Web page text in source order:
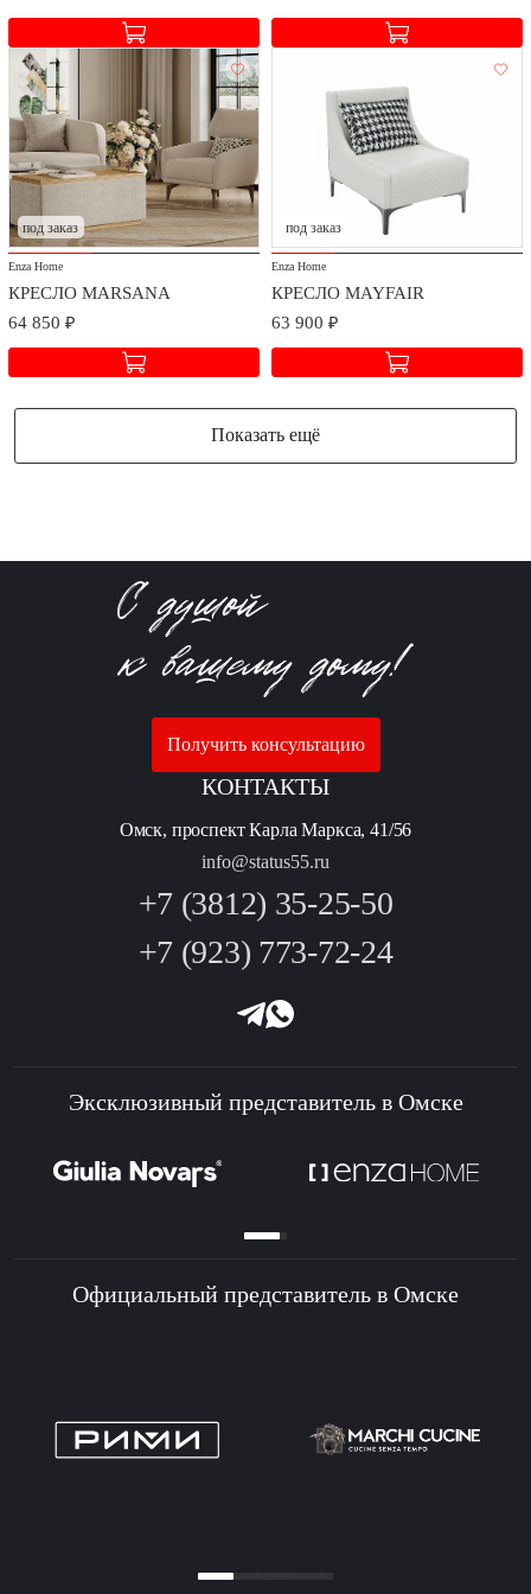
под заказ
Enza Home
КРЕСЛО MARSANA
64 850 ₽
под заказ
Enza Home
КРЕСЛО MAYFAIR
63 900 ₽
Показать ещё
Получить консультацию
КОНТАКТЫ
Омск, проспект Карла Маркса, 41/56
info@status55.ru
+7 (3812) 35-25-50
+7 (923) 773-72-24
Эксклюзивный представитель в Омске
Официальный представитель в Омске